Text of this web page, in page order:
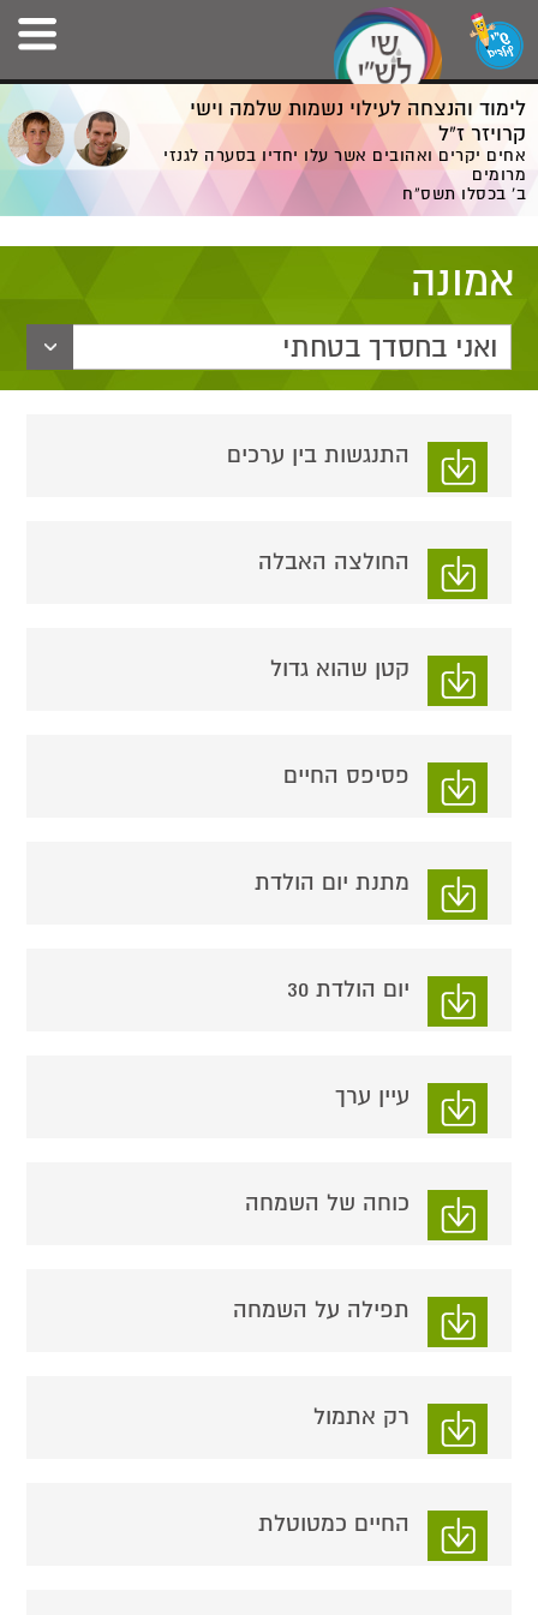
לימוד והנצחה לעילוי נשמות שלמה וישי
קרויזר ז”ל
אחים יקרים ואהובים אשר עלו יחדיו בסערה לגנזי
מרומים
ב' בכסלו תשס”ח
אמונה
ואני בחסדך בטחתי
התנגשות בין ערכים
החולצה האבלה
קטן שהוא גדול
פסיפס החיים
מתנת יום הולדת
יום הולדת 30
עיין ערך
כוחה של השמחה
תפילה על השמחה
רק אתמול
החיים כמטוטלת